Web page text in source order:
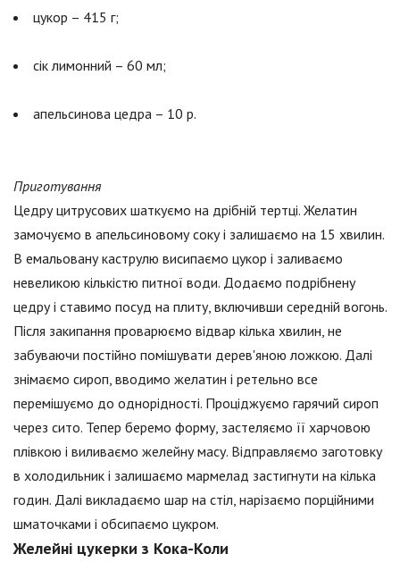
цукор – 415 г;
сік лимонний – 60 мл;
апельсинова цедра – 10 р.
Приготування
Цедру цитрусових шаткуємо на дрібній тертці. Желатин
замочуємо в апельсиновому соку і залишаємо на 15 хвилин.
В емальовану каструлю висипаємо цукор і заливаємо
невеликою кількістю питної води. Додаємо подрібнену
цедру і ставимо посуд на плиту, включивши середній вогонь.
Після закипання проварюємо відвар кілька хвилин, не
забуваючи постійно помішувати дерев'яною ложкою. Далі
знімаємо сироп, вводимо желатин і ретельно все
перемішуємо до однорідності. Проціджуємо гарячий сироп
через сито. Тепер беремо форму, застеляємо її харчовою
плівкою і виливаємо желейну масу. Відправляємо заготовку
в холодильник і залишаємо мармелад застигнути на кілька
годин. Далі викладаємо шар на стіл, нарізаємо порційними
шматочками і обсипаємо цукром.
Желейні цукерки з Кока-Коли